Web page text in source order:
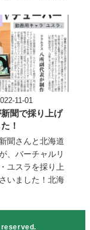
聞で採り上げ
！
聞さんと北海道
、バーチャルリ
ユスラを採り上
いました！北海
稿日11-01